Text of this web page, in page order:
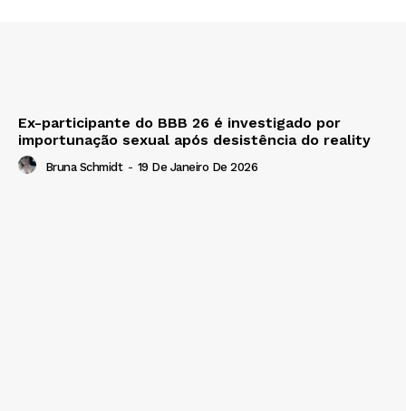
Ex-participante do BBB 26 é investigado por
importunação sexual após desistência do reality
Bruna Schmidt - 19 De Janeiro De 2026